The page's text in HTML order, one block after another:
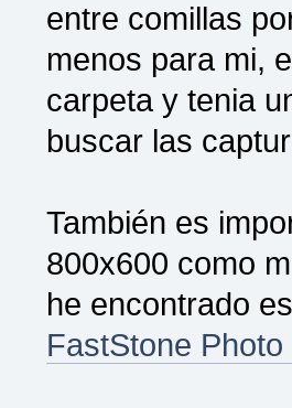
entre comillas
menos para mi,
carpeta y tenia
buscar las
También es
800x600 como
he encontrado
FastStone